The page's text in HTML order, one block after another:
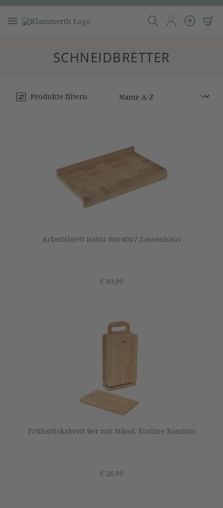
SCHNEIDBRETTER
Produkte filtern
Arbeitsbrett natur 60x40x7 Zassenhaus
€ 89,99
Frühstücksbrett 6er mit Ständ. Ecoline Bambus
€ 26,99